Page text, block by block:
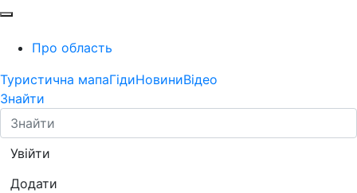
Про область
Туристична мапаГідиНовиниВідео
Знайти
Увійти
Додати